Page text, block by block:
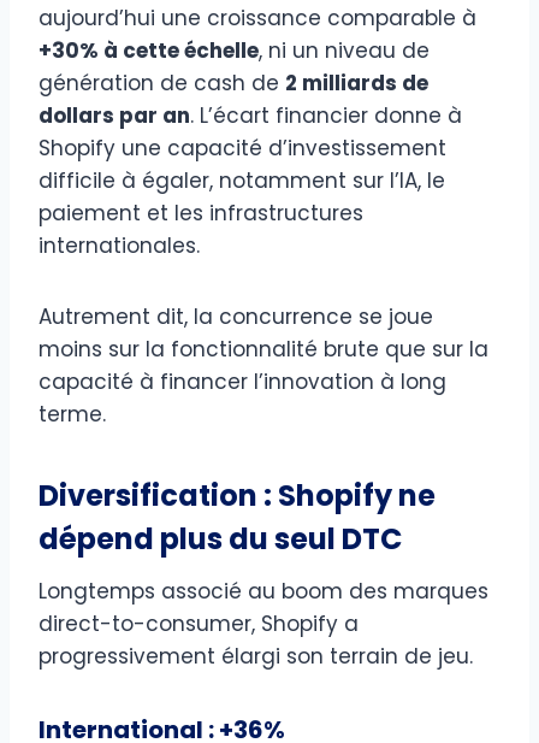
aujourd’hui une croissance comparable à
+30% à cette échelle, ni un niveau de
génération de cash de 2 milliards de
dollars par an. L’écart financier donne à
Shopify une capacité d’investissement
difficile à égaler, notamment sur l’IA, le
paiement et les infrastructures
internationales.
Autrement dit, la concurrence se joue
moins sur la fonctionnalité brute que sur la
capacité à financer l’innovation à long
terme.
Diversification : Shopify ne
dépend plus du seul DTC
Longtemps associé au boom des marques
direct-to-consumer, Shopify a
progressivement élargi son terrain de jeu.
International : +36%